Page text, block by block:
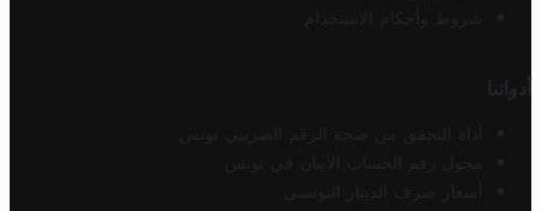
شروط وأحكام الاستخدام
أدواتنا
أداة التحقق من صحة الرقم الضريبي تونس
محول رقم الحساب الآيبان في تونس
أسعار صرف الدينار التونسي